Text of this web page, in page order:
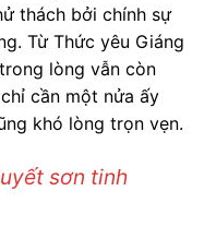
thách bởi chính sự
Từ Thức yêu Giáng
lòng vẫn còn
cần một nửa ấy
khó lòng trọn vẹn.
sơn tinh